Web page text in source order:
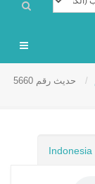
حديث رقم 5660
Indonesia